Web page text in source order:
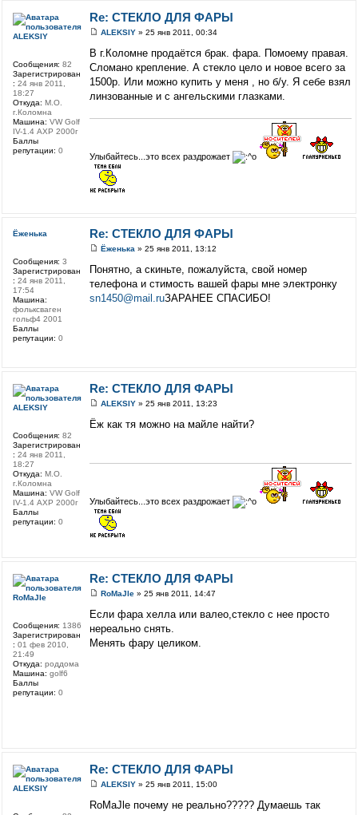
Re: СТЕКЛО ДЛЯ ФАРЫ
ALEKSIY» 25 янв 2011, 00:34
В г.Коломне продаётся брак. фара. Помоему правая.
Сломано крепление. А стекло цело и новое всего за
1500р. Или можно купить у меня , но б/у. Я себе взял
линзованные и с ангельскими глазками.
Улыбайтесь...это всех раздрожает
ALEKSIY
Сообщения: 82
Зарегистрирован
: 24 янв 2011,
18:27
Откуда: М.О.
г.Коломна
Машина: VW Golf
IV-1.4 АХР 2000г
Баллы
репутации: 0
Re: СТЕКЛО ДЛЯ ФАРЫ
Ёженька» 25 янв 2011, 13:12
Понятно, а скиньте, пожалуйста, свой номер
телефона и стимость вашей фары мне электронку
sn1450@mail.ruЗАРАНЕЕ СПАСИБО!
Ёженька
Сообщения: 3
Зарегистрирован
: 24 янв 2011,
17:54
Машина:
фольксваген
гольф4 2001
Баллы
репутации: 0
Re: СТЕКЛО ДЛЯ ФАРЫ
ALEKSIY» 25 янв 2011, 13:23
Ёж как тя можно на майле найти?
Улыбайтесь...это всех раздрожает
ALEKSIY
Сообщения: 82
Зарегистрирован
: 24 янв 2011,
18:27
Откуда: М.О.
г.Коломна
Машина: VW Golf
IV-1.4 АХР 2000г
Баллы
репутации: 0
Re: СТЕКЛО ДЛЯ ФАРЫ
RoMaJle» 25 янв 2011, 14:47
Если фара хелла или валео,стекло с нее просто
нереально снять.
Менять фару целиком.
RoMaJle
Сообщения: 1386
Зарегистрирован
: 01 фев 2010,
21:49
Откуда: роддома
Машина: golf6
Баллы
репутации: 0
Re: СТЕКЛО ДЛЯ ФАРЫ
ALEKSIY» 25 янв 2011, 15:00
RoMaJle почему не реально????? Думаешь так
ALEKSIY